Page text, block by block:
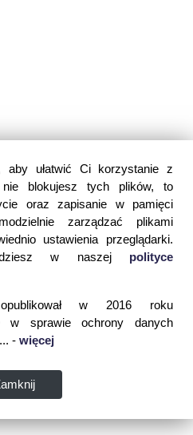
aby ułatwić Ci korzystanie z
blokujesz tych plików, to
oraz zapisanie w pamięci
zarządzać plikami
ustawienia przeglądarki.
w naszej polityce
w 2016 roku
w sprawie ochrony danych
- więcej